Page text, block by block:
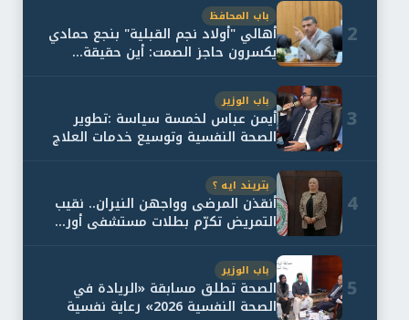
2
باب المحافظ
أهالي "أولاد نجم القبلية" بنجع حمادي
يكسرون حاجز الصمت: أين حقيقة...
3
باب الوزير
أيمن عباس لخمسة سياسة :تطوير
الصحة النفسية وتوسيع خدمات العلاج
4
بتريند ايه ؟
أنقذن المرضى وواجهن النيران.. نقيب
التمريض تكرّم بطلات مستشفى أور...
5
باب الوزير
الصحة تطلق مسابقة «الريادة في
الصحة النفسية 2026» رعاية نفسية